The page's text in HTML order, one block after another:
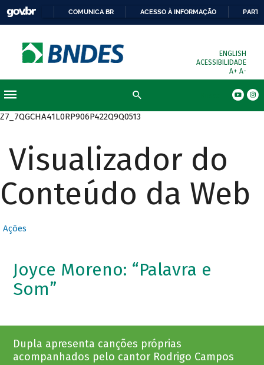
COMUNICA BR ACESSO À INFORMAÇÃO
ENGLISH
ACESSIBILIDADE
A+ A-
Z7_7QGCHA41L0RP906P422Q9Q0513
Visualizador do
Conteúdo da Web
Ações
Joyce Moreno: “Palavra e
Som”
Dupla apresenta canções próprias
acompanhados pelo cantor Rodrigo Campos